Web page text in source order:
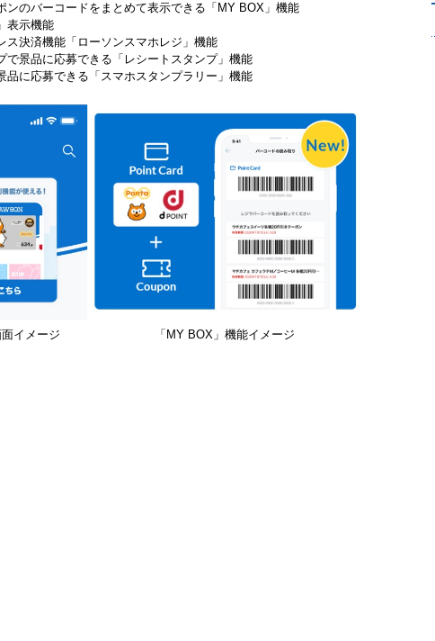
ンのバーコードをまとめて表示できる「MY BOX」機能
表示機能
ス決済機能「ローソンスマホレジ」機能
で景品に応募できる「レシートスタンプ」機能
品に応募できる「スマホスタンプラリー」機能
イメージ 「MY BOX」機能イメージ